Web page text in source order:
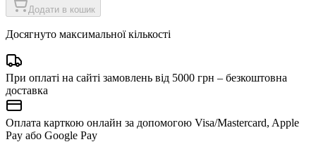
Додати в кошик
Досягнуто максимальної кількості
При оплаті на сайті замовлень від 5000 грн – безкоштовна
доставка
Оплата карткою онлайн за допомогою Visa/Mastercard, Apple
Pay або Google Pay